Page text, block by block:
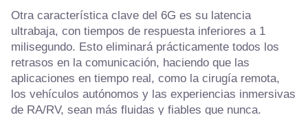
Otra característica clave del 6G es su latencia
ultrabaja, con tiempos de respuesta inferiores a 1
milisegundo. Esto eliminará prácticamente todos los
retrasos en la comunicación, haciendo que las
aplicaciones en tiempo real, como la cirugía remota,
los vehículos autónomos y las experiencias inmersivas
de RA/RV, sean más fluidas y fiables que nunca.